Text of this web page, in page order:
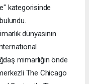
kategorisinde
dünyasının
mimarlığın önde
The Chicago